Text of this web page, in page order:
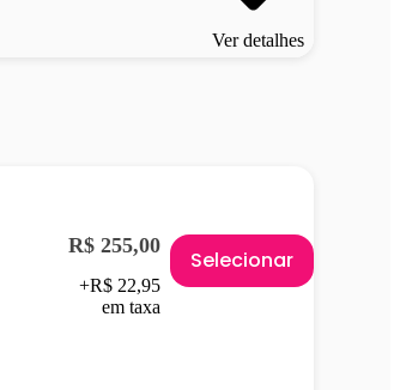
Ver detalhes
R$ 255,00
+R$ 22,95
em taxa
Selecionar